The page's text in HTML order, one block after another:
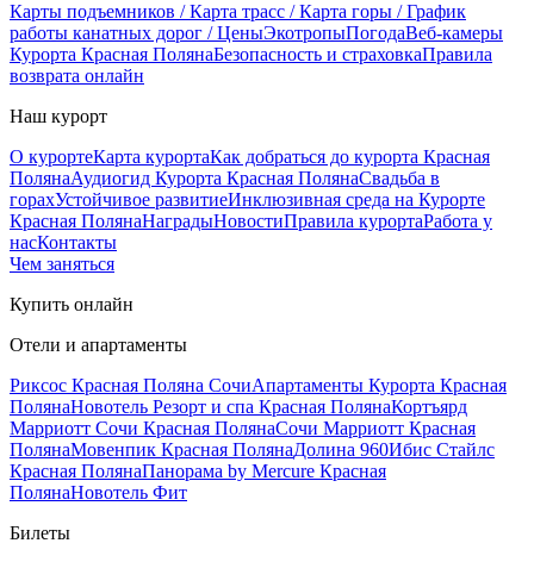
Карты подъемников / Карта трасс / Карта горы / График
работы канатных дорог / ЦеныЭкотропыПогодаВеб-камеры
Курорта Красная ПолянаБезопасность и страховкаПравила
возврата онлайн
Наш курорт
О курортеКарта курортаКак добраться до курорта Красная
ПолянаАудиогид Курорта Красная ПолянаСвадьба в
горахУстойчивое развитиеИнклюзивная среда на Курорте
Красная ПолянаНаградыНовостиПравила курортаРабота у
насКонтакты
Чем заняться
Купить онлайн
Отели и апартаменты
Риксос Красная Поляна СочиАпартаменты Курорта Красная
ПолянаНовотель Резорт и спа Красная ПолянаКортъярд
Марриотт Сочи Красная ПолянаСочи Марриотт Красная
ПолянаМовенпик Красная ПолянаДолина 960Ибис Стайлс
Красная ПолянаПанорама by Mercure Красная
ПолянаНовотель Фит
Билеты